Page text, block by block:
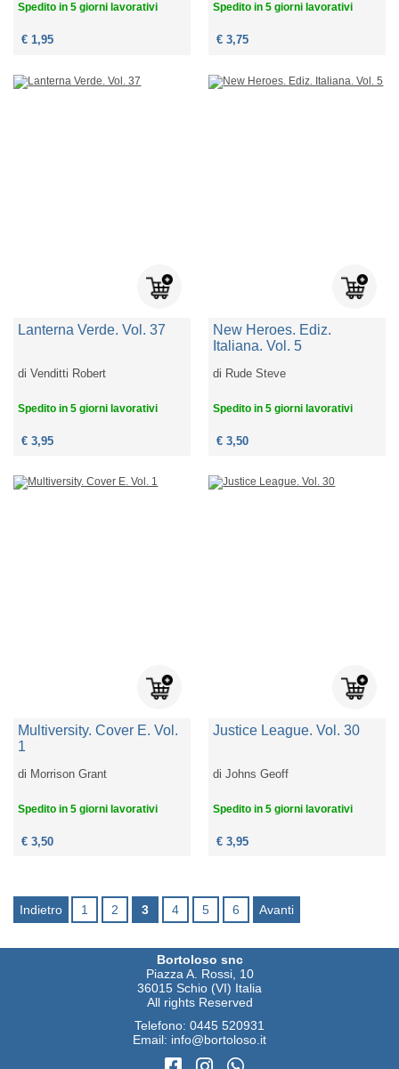
Spedito in 5 giorni lavorativi
€ 1,95
Spedito in 5 giorni lavorativi
€ 3,75
Lanterna Verde. Vol. 37
diVenditti Robert
Spedito in 5 giorni lavorativi
€ 3,95
New Heroes. Ediz.
Italiana. Vol. 5
di Rude Steve
Spedito in 5 giorni lavorativi
€ 3,50
Multiversity. Cover E. Vol.
1
di Morrison Grant
Spedito in 5 giorni lavorativi
€ 3,50
Justice League. Vol. 30
diJohns Geoff
Spedito in 5 giorni lavorativi
€ 3,95
Indietro 1 2 3 4 5 6 Avanti
Bortoloso snc
Piazza A. Rossi, 10
36015 Schio (VI) Italia
All rights Reserved
Telefono: 0445 520931
Email: info@bortoloso.it